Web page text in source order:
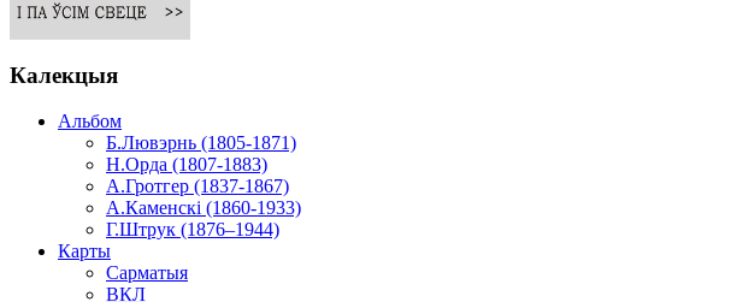
Калекцыя
Альбом
Б.Лювэрнь (1805-1871)
Н.Орда (1807-1883)
А.Гротгер (1837-1867)
А.Каменскі (1860-1933)
Г.Штрук (1876–1944)
Карты
Сарматыя
ВКЛ